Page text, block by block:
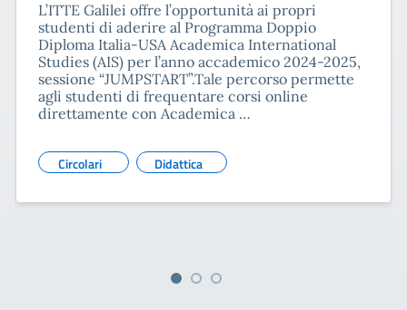
L’ITTE Galilei offre l’opportunità ai propri
studenti di aderire al Programma Doppio
Diploma Italia-USA Academica International
Studies (AIS) per l’anno accademico 2024-2025,
sessione “JUMPSTART”.Tale percorso permette
agli studenti di frequentare corsi online
direttamente con Academica …
Circolari Didattica